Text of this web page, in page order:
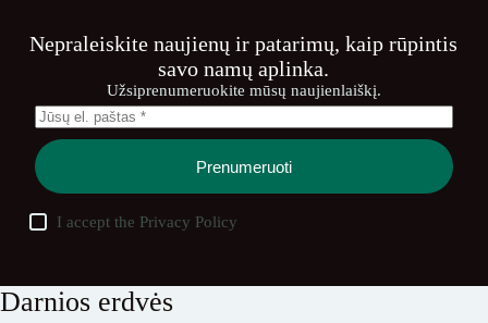
Nepraleiskite naujienų ir patarimų, kaip rūpintis
savo namų aplinka.
Užsiprenumeruokite mūsų naujienlaiškį.
Prenumeruoti
I accept the Privacy Policy
Darnios erdvės